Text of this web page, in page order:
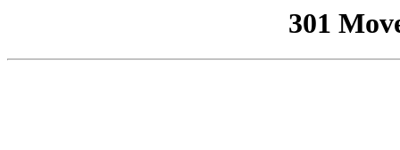
301